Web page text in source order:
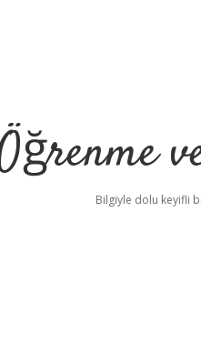
Bilgiyle dolu keyifli